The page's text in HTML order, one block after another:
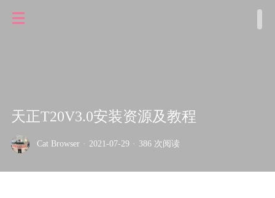
天正T20V3.0安装资源及教程
Cat Browser · 2021-07-29 · 386 次阅读